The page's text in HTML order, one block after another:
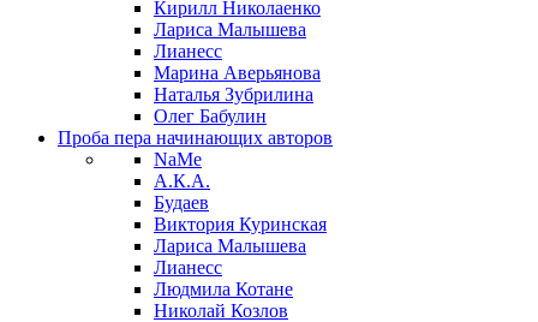
Кирилл Николаенко
Лариса Малышева
Лианесс
Марина Аверьянова
Наталья Зубрилина
Олег Бабулин
Проба пера начинающих авторов
NaMe
А.К.А.
Будаев
Виктория Куринская
Лариса Малышева
Лианесс
Людмила Котане
Николай Козлов